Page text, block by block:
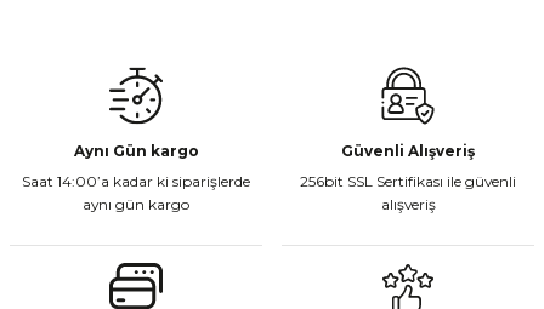
Aynı Gün kargo
Saat 14:00’a kadar ki siparişlerde
aynı gün kargo
Güvenli Alışveriş
256bit SSL Sertifikası ile güvenli
alışveriş